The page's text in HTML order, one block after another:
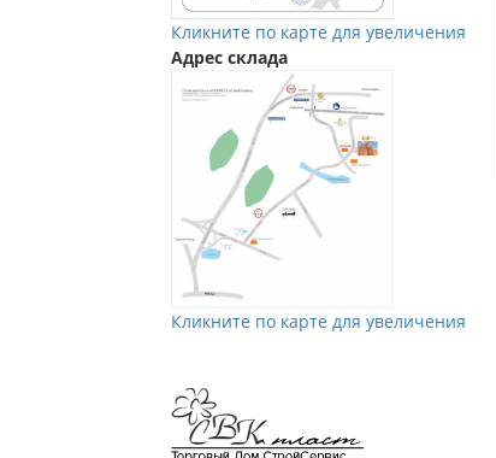
Кликните по карте для увеличения
Адрес склада
Кликните по карте для увеличения
Мы в Vkontakte
Мы в Телеграм